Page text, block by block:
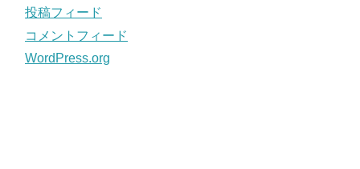
投稿フィード
コメントフィード
WordPress.org